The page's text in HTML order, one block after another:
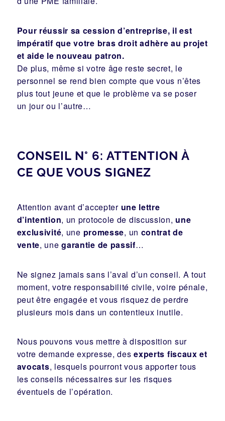
Pour réussir sa cession d’entreprise, il est
impératif que votre bras droit adhère au projet
et aide le nouveau patron.
De plus, même si votre âge reste secret, le
personnel se rend bien compte que vous n’êtes
plus tout jeune et que le problème va se poser
un jour ou l’autre…
CONSEIL N° 6: ATTENTION À
CE QUE VOUS SIGNEZ
Attention avant d’accepter une lettre
d’intention, un protocole de discussion, une
exclusivité, une promesse, un contrat de
vente, unegarantie de passif…
Ne signez jamais sans l’aval d’un conseil. A tout
moment, votre responsabilité civile, voire pénale,
peut être engagée et vous risquez de perdre
plusieurs mois dans un contentieux inutile.
Nous pouvons vous mettre à disposition sur
votre demande expresse, desexperts fiscaux et
avocats, lesquels pourront vous apporter tous
les conseils nécessaires sur les risques
éventuels de l’opération.